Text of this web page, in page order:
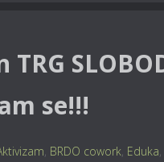
TRG
se!!!
, BRDO cowork, Eduka,